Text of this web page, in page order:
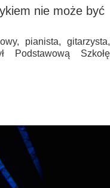
nie może być
pianista, gitarzysta,
Podstawową Szkołę